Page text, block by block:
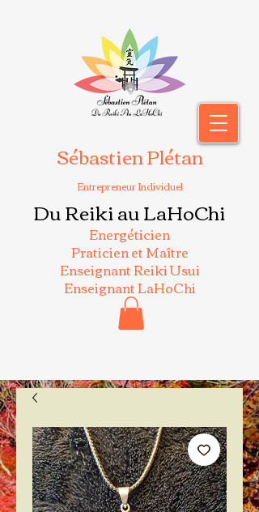
Sébastien Plétan
Entrepreneur Individuel
Du Reiki au LaHoChi
Energéticien
Praticien et Maître
Enseignant Reiki Usui
Enseignant LaHoChi